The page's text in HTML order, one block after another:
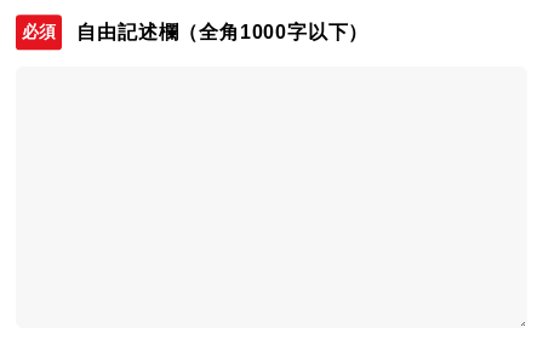
自由記述欄 （全角1000字以下）